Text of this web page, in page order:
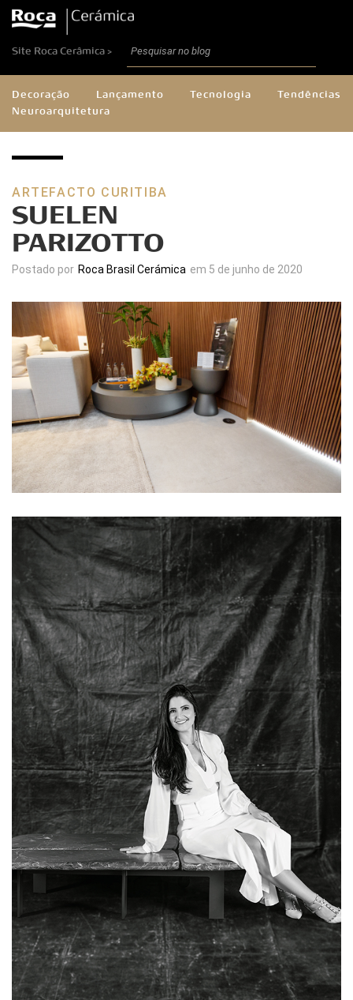
Site Roca Cerâmica >
Decoração Lançamento Tecnologia
Tendências
Neuroarquitetura
ARTEFACTO CURITIBA
SUELEN
PARIZOTTO
Postado por Roca Brasil Cerámica em 5 de junho de 2020